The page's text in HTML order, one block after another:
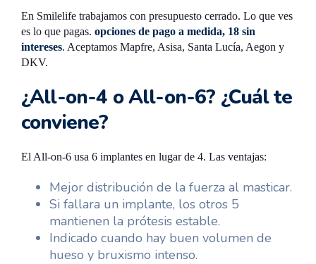
En Smilelife trabajamos con presupuesto cerrado. Lo que ves
es lo que pagas. opciones de pago a medida, 18 sin
intereses. Aceptamos Mapfre, Asisa, Santa Lucía, Aegon y
DKV.
¿All-on-4 o All-on-6? ¿Cuál te
conviene?
El All-on-6 usa 6 implantes en lugar de 4. Las ventajas:
Mejor distribución de la fuerza al masticar.
Si fallara un implante, los otros 5
mantienen la prótesis estable.
Indicado cuando hay buen volumen de
hueso y bruxismo intenso.